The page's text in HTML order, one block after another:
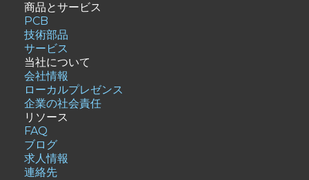
商品とサービス
PCB
技術部品
サービス
当社について
会社情報
ローカルプレゼンス
企業の社会責任
リソース
FAQ
ブログ
求人情報
連絡先